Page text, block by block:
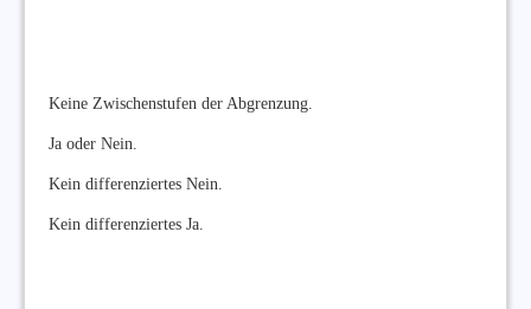
Keine Zwischenstufen der Abgrenzung.
Ja oder Nein.
Kein differenziertes Nein.
Kein differenziertes Ja.